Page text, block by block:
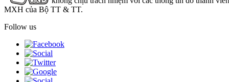
MXH của Bộ TT & TT.
Follow us